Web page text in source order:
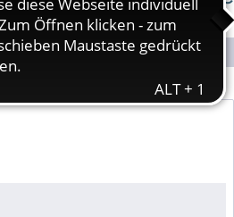
Senden